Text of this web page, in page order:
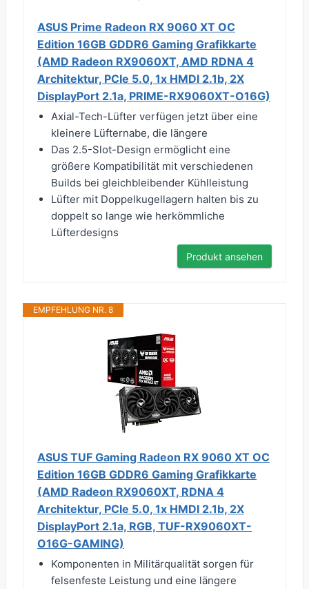
ASUS Prime Radeon RX 9060 XT OC
Edition 16GB GDDR6 Gaming Grafikkarte
(AMD Radeon RX9060XT, AMD RDNA 4
Architektur, PCIe 5.0, 1x HMDI 2.1b, 2X
DisplayPort 2.1a, PRIME-RX9060XT-O16G)
Axial-Tech-Lüfter verfügen jetzt über eine
kleinere Lüfternabe, die längere
Das 2.5-Slot-Design ermöglicht eine
größere Kompatibilität mit verschiedenen
Builds bei gleichbleibender Kühlleistung
Lüfter mit Doppelkugellagern halten bis zu
doppelt so lange wie herkömmliche
Lüfterdesigns
Produkt ansehen
EMPFEHLUNG NR. 8
ASUS TUF Gaming Radeon RX 9060 XT OC
Edition 16GB GDDR6 Gaming Grafikkarte
(AMD Radeon RX9060XT, RDNA 4
Architektur, PCIe 5.0, 1x HMDI 2.1b, 2X
DisplayPort 2.1a, RGB, TUF-RX9060XT-
O16G-GAMING)
Komponenten in Militärqualität sorgen für
felsenfeste Leistung und eine längere